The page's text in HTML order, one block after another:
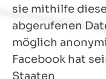
sie mithilfe
abgerufenen
möglich
Facebook hat
Staaten